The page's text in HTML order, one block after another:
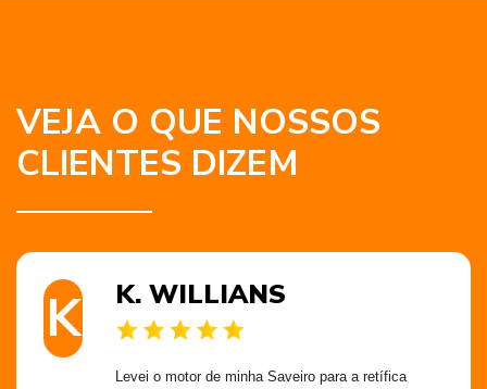
VEJA O QUE NOSSOS
CLIENTES DIZEM
K K. WILLIANS
Levei o motor de minha Saveiro para a retífica